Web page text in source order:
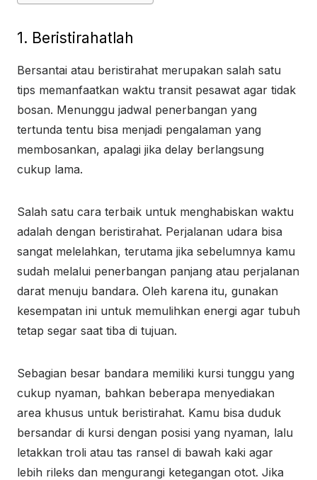
1. Beristirahatlah
Bersantai atau beristirahat merupakan salah satu
tips memanfaatkan waktu transit pesawat agar tidak
bosan. Menunggu jadwal penerbangan yang
tertunda tentu bisa menjadi pengalaman yang
membosankan, apalagi jika delay berlangsung
cukup lama.
Salah satu cara terbaik untuk menghabiskan waktu
adalah dengan beristirahat. Perjalanan udara bisa
sangat melelahkan, terutama jika sebelumnya kamu
sudah melalui penerbangan panjang atau perjalanan
darat menuju bandara. Oleh karena itu, gunakan
kesempatan ini untuk memulihkan energi agar tubuh
tetap segar saat tiba di tujuan.
Sebagian besar bandara memiliki kursi tunggu yang
cukup nyaman, bahkan beberapa menyediakan
area khusus untuk beristirahat. Kamu bisa duduk
bersandar di kursi dengan posisi yang nyaman, lalu
letakkan troli atau tas ransel di bawah kaki agar
lebih rileks dan mengurangi ketegangan otot. Jika